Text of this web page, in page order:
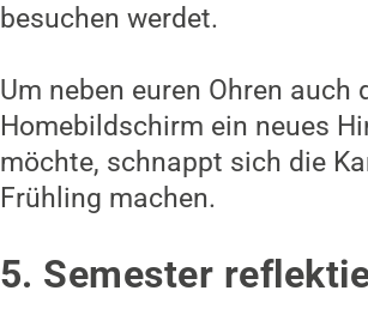
besuchen werdet.
Um neben euren Ohren
Homebildschirm ein neues
möchte, schnappt sich die
Frühling machen.
5. Semester